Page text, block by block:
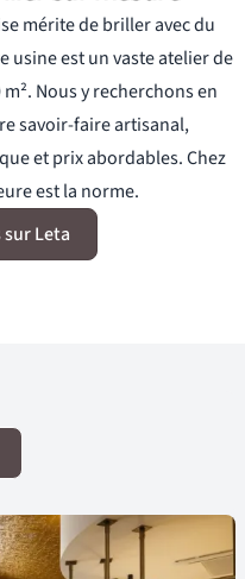
mérite de briller avec du
est un vaste atelier de
Nous y recherchons en
savoir-faire artisanal,
et prix abordables. Chez
est la norme.
Leta